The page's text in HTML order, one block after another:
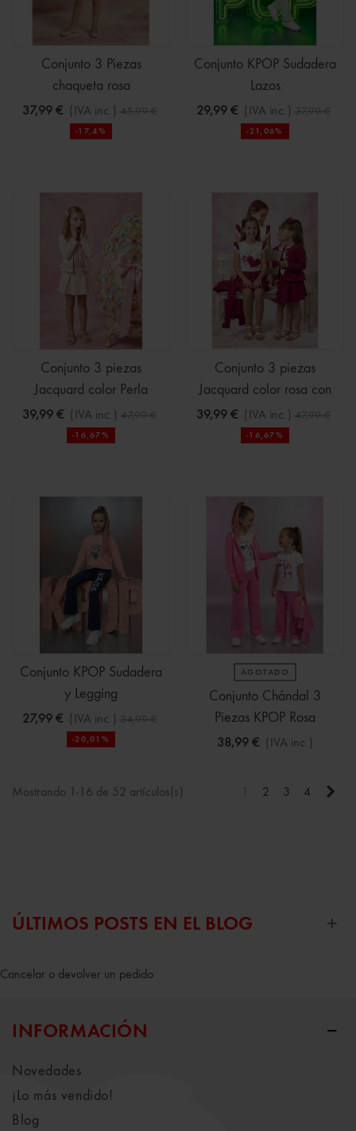
Conjunto 3 Piezas
chaqueta rosa
37,99 € (IVA inc.) 45,99 €
-17,4%
Conjunto KPOP Sudadera
Lazos
29,99 € (IVA inc.) 37,99 €
-21,06%
Conjunto 3 piezas
Jacquard color Perla
39,99 € (IVA inc.) 47,99 €
-16,67%
Conjunto 3 piezas
Jacquard color rosa con
lazos
39,99 € (IVA inc.) 47,99 €
-16,67%
Conjunto KPOP Sudadera
y Legging
27,99 € (IVA inc.) 34,99 €
-20,01%
AGOTADO
Conjunto Chándal 3
Piezas KPOP Rosa
38,99 € (IVA inc.)
Mostrando 1-16 de 52 artículos(s) 2 3 4
ÚLTIMOS POSTS EN EL BLOG
Cancelar o devolver un pedido
INFORMACIÓN
Novedades
¡Lo más vendido!
Blog